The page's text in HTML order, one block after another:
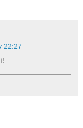
22:27